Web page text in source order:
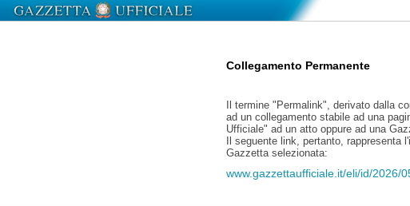
Collegamento Permanente
Il termine "Permalink", derivato dalla
ad un collegamento stabile ad una
Ufficiale" ad un atto oppure ad una
Il seguente link, pertanto,
Gazzetta selezionata:
www.gazzettaufficiale.it/eli/id/2026/